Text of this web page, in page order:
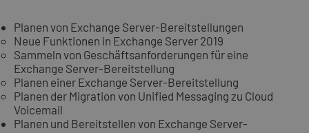
Planen von Exchange Server-Bereitstellungen
Neue Funktionen in Exchange Server 2019
Sammeln von Geschäftsanforderungen für eine
Exchange Server-Bereitstellung
Planen einer Exchange Server-Bereitstellung
Planen der Migration von Unified Messaging zu Cloud
Voicemail
Planen und Bereitstellen von Exchange Server-